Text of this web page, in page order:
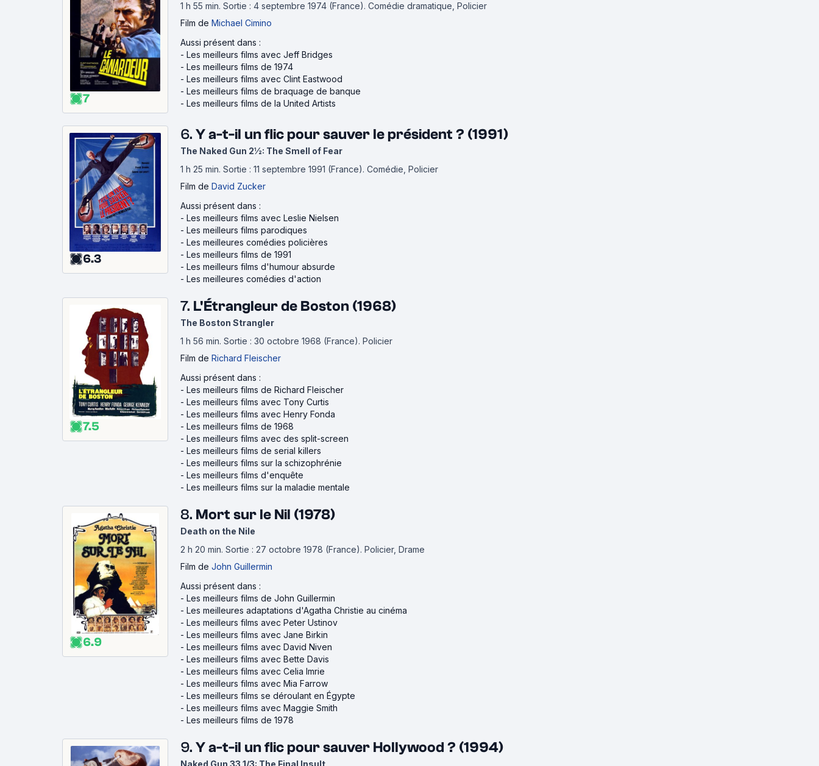
7
1 h 55 min. Sortie : 4 septembre 1974 (France). Comédie dramatique, Policier
Film de Michael Cimino
Aussi présent dans :
- Les meilleurs films avec Jeff Bridges
- Les meilleurs films de 1974
- Les meilleurs films avec Clint Eastwood
- Les meilleurs films de braquage de banque
- Les meilleurs films de la United Artists
6.3
6. Y a-t-il un flic pour sauver le président ? (1991)
The Naked Gun 2½: The Smell of Fear
1 h 25 min. Sortie : 11 septembre 1991 (France). Comédie, Policier
Film de David Zucker
Aussi présent dans :
- Les meilleurs films avec Leslie Nielsen
- Les meilleurs films parodiques
- Les meilleures comédies policières
- Les meilleurs films de 1991
- Les meilleurs films d'humour absurde
- Les meilleures comédies d'action
7.5
7. L'Étrangleur de Boston (1968)
The Boston Strangler
1 h 56 min. Sortie : 30 octobre 1968 (France). Policier
Film de Richard Fleischer
Aussi présent dans :
- Les meilleurs films de Richard Fleischer
- Les meilleurs films avec Tony Curtis
- Les meilleurs films avec Henry Fonda
- Les meilleurs films de 1968
- Les meilleurs films avec des split-screen
- Les meilleurs films de serial killers
- Les meilleurs films sur la schizophrénie
- Les meilleurs films d'enquête
- Les meilleurs films sur la maladie mentale
6.9
8. Mort sur le Nil (1978)
Death on the Nile
2 h 20 min. Sortie : 27 octobre 1978 (France). Policier, Drame
Film de John Guillermin
Aussi présent dans :
- Les meilleurs films de John Guillermin
- Les meilleures adaptations d'Agatha Christie au cinéma
- Les meilleurs films avec Peter Ustinov
- Les meilleurs films avec Jane Birkin
- Les meilleurs films avec David Niven
- Les meilleurs films avec Bette Davis
- Les meilleurs films avec Celia Imrie
- Les meilleurs films avec Mia Farrow
- Les meilleurs films se déroulant en Égypte
- Les meilleurs films avec Maggie Smith
- Les meilleurs films de 1978
9. Y a-t-il un flic pour sauver Hollywood ? (1994)
Naked Gun 33 1/3: The Final Insult